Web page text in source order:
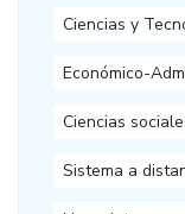
Ciencias y
Económico-
Ciencias
Sistema a